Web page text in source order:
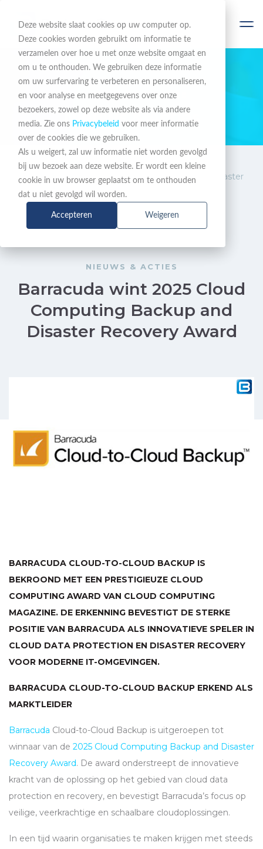
Deze website slaat cookies op uw computer op.
Deze cookies worden gebruikt om informatie te
verzamelen over hoe u met onze website omgaat en
om u te onthouden. We gebruiken deze informatie
om uw surfervaring te verbeteren en personaliseren,
en voor analyse en meetgegevens over onze
bezoekers, zowel op deze website als via andere
media. Zie ons Privacybeleid voor meer informatie
over de cookies die we gebruiken.
Als u weigert, zal uw informatie niet worden gevolgd
bij uw bezoek aan deze website. Er wordt een kleine
cookie in uw browser geplaatst om te onthouden
dat u niet gevolgd wil worden.
Accepteren Weigeren
BLIJF OP DE HOOGTE
Nieuws & Acties
Nieuws
&
Acties
Barracuda wint 2025 Cloud
Computing Backup and Disaster
Recovery Award
NIEUWS & ACTIES
Barracuda wint 2025 Cloud
Computing Backup and
Disaster Recovery Award
BARRACUDA CLOUD-TO-CLOUD BACKUP IS
BEKROOND MET EEN PRESTIGIEUZE CLOUD
COMPUTING AWARD VAN CLOUD COMPUTING
MAGAZINE. DE ERKENNING BEVESTIGT DE STERKE
POSITIE VAN BARRACUDA ALS INNOVATIEVE SPELER IN
CLOUD DATA PROTECTION EN DISASTER RECOVERY
VOOR MODERNE IT-OMGEVINGEN.
BARRACUDA CLOUD-TO-CLOUD BACKUP ERKEND ALS
MARKTLEIDER
Barracuda Cloud-to-Cloud Backup is uitgeroepen tot
winnaar van de 2025 Cloud Computing Backup and Disaster
Recovery Award. De award onderstreept de innovatieve
kracht van de oplossing op het gebied van cloud data
protection en recovery, en bevestigt Barracuda’s focus op
veilige, veerkrachtige en schaalbare cloudoplossingen.
In een tijd waarin organisaties te maken krijgen met steeds